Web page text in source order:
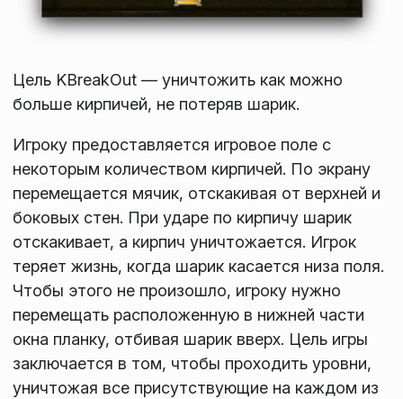
Цель KBreakOut — уничтожить как можно
больше кирпичей, не потеряв шарик.
Игроку предоставляется игровое поле с
некоторым количеством кирпичей. По экрану
перемещается мячик, отскакивая от верхней и
боковых стен. При ударе по кирпичу шарик
отскакивает, а кирпич уничтожается. Игрок
теряет жизнь, когда шарик касается низа поля.
Чтобы этого не произошло, игроку нужно
перемещать расположенную в нижней части
окна планку, отбивая шарик вверх. Цель игры
заключается в том, чтобы проходить уровни,
уничтожая все присутствующие на каждом из